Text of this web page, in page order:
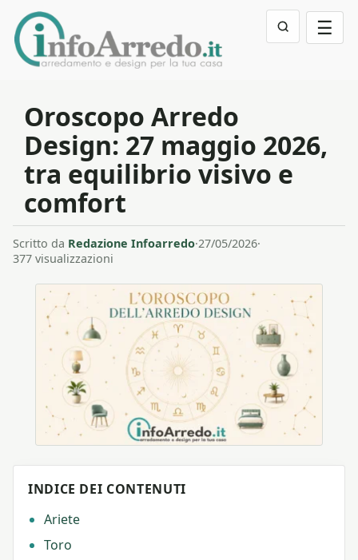
☰
Oroscopo Arredo
Design: 27 maggio 2026,
tra equilibrio visivo e
comfort
Scritto da Redazione Infoarredo·27/05/2026·
377 visualizzazioni
INDICE DEI CONTENUTI
Ariete
Toro